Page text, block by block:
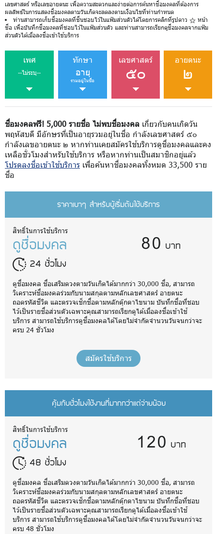
เลขศาสตร์ หรือเลขอายตนะ เพื่อความสะดวกและง่ายต่อการค้นหาชื่อมงคลที่ต้องการ
ผลลัพธ์ในการแสดงชื่อมงคลตามวันเกิดจะลดลงตามเงื่อนไขที่ท่านกำหนด
ท่านสามารถเก็บชื่อมงคลที่ชื่นชอบไว้ในแฟ้มส่วนตัวได้โดยการคลิกที่รูปดาว
หน้า
ชื่อ เพื่อบันทึกชื่อมงคลที่ชอบไว้ในแฟ้มส่วนตัว และท่านสามารถเรียกดูชื่อมงคลจากแฟ้ม
ส่วนตัวได้เมื่อลงชื่อเข้าใช้บริการ
เพศ
--ไม่ระบุ--
ทักษา
อายุ
รวมอยู่ในชื่อ
เลขศาสตร์
๕๐
อายตนะ
๒
ชื่อมงคลฟรี! 5,000 รายชื่อ ไม่พบชื่อมงคล เกี่ยวกับคนเกิดวัน
พฤหัสบดี มีอักษรที่เป็นอายุรวมอยู่ในชื่อ กำลังเลขศาสตร์ ๕๐
กำลังเลขอายตนะ ๒ หากท่านเคยสมัครใช้บริการดูชื่อมงคลและคง
เหลือชั่วโมงสำหรับใช้บริการ หรือหากท่านเป็นสมาชิกอยู่แล้ว
โปรดลงชื่อเข้าใช้บริการ เพื่อค้นหาชื่อมงคลทั้งหมด 33,500 ราย
ชื่อ
ราคาเบาๆ สำหรับผู้เริ่มต้นใช้บริการ
สิทธิ์ในการใช้บริการ
ดูชื่อมงคล
24 ชั่วโมง
80 บาท
ดูชื่อมงคล ชื่อเสริมดวงตามวันเกิดได้มากกว่า 30,000 ชื่อ, สามารถ
วิเคราะห์ชื่อมงคลร่วมกับนามสกุลตามหลักเลขศาสตร์ อายตนะ
ถอดรหัสชีวิต และตรวจเช็กชื่อตามหลักตุ๊กตาไขนาม บันทึกชื่อที่ชอบ
ไว้เป็นรายชื่อส่วนตัวเฉพาะคุณสามารถเรียกดูได้เมื่อลงชื่อเข้าใช้
บริการ สามารถใช้บริการดูชื่อมงคลได้โดยไม่จำกัดจำนวนวันจนกว่าจะ
ครบ 24 ชั่วโมง
สมัครใช้บริการ
คุ้มกับชั่วโมงใช้งานที่มากกว่าแต่จ่ายน้อย
สิทธิ์ในการใช้บริการ
ดูชื่อมงคล
48 ชั่วโมง
120 บาท
ดูชื่อมงคล ชื่อเสริมดวงตามวันเกิดได้มากกว่า 30,000 ชื่อ, สามารถ
วิเคราะห์ชื่อมงคลร่วมกับนามสกุลตามหลักเลขศาสตร์ อายตนะ
ถอดรหัสชีวิต และตรวจเช็กชื่อตามหลักตุ๊กตาไขนาม บันทึกชื่อที่ชอบ
ไว้เป็นรายชื่อส่วนตัวเฉพาะคุณสามารถเรียกดูได้เมื่อลงชื่อเข้าใช้
บริการ สามารถใช้บริการดูชื่อมงคลได้โดยไม่จำกัดจำนวนวันจนกว่าจะ
ครบ 48 ชั่วโมง